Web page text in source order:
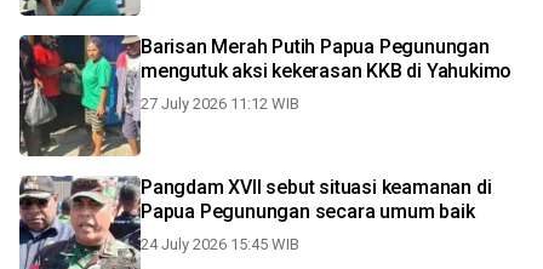
Barisan Merah Putih Papua Pegunungan
mengutuk aksi kekerasan KKB di Yahukimo
27 July 2026 11:12 WIB
Pangdam XVII sebut situasi keamanan di
Papua Pegunungan secara umum baik
24 July 2026 15:45 WIB